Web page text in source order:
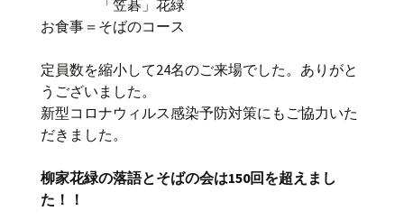
「笠碁」花緑
お食事＝そばのコース
定員数を縮小して24名のご来場でした。ありがと
うございました。
新型コロナウィルス感染予防対策にもご協力いた
だきました。
柳家花緑の落語とそばの会は150回を超えまし
た！！